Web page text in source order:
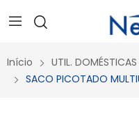
Secure crypto portfolio
Visit Ledger Live
- easily
Início UTIL. DOMÉSTICAS
SACO PICOTADO